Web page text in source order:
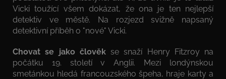
Vicki toužící všem dokázat, že ona je ten nejlepší
detektiv ve městě. Na rozjezd svižně napsaný
detektivní příběh o "nové" Vicki.
Chovat se jako člověkse snaží Henry Fitzroy na
počátku 19. století v Anglii. Mezi londýnskou
smetánkou hledá francouzského špeha, hraje karty a